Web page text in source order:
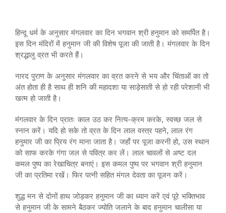
हिन्दू धर्म के अनुसार मंगलवार का दिन भगवान श्री हनुमान को समर्पित है।
इस दिन मंदिरों में हनुमान जी की विशेष पूजा की जाती है। मंगलवार के दिन
श्रद्धालु व्रत भी करते हैं।
नारद पुराण के अनुसार मंगलवार का व्रत करने से भय और चिंताओं का तो
अंत होता ही है साथ ही शनि की महादशा या साड़ेसाती से हो रही परेशानी भी
खत्म हो जाती है।
मंगलवार के दिन प्रातः काल उठ कर नित्य-क्रम करके, स्वच्छ जल से
स्नान करें। यदि हो सके तो व्रत के दिन लाल वस्त्र पहने, लाल रंग
हनुमार जी का प्रिय रंग माना जाता है। जहाँ पर पूजा करनी हो, उस स्थान
को साफ करके गंगा जल से पवित्र कर लें। लाल चावलों से अष्ट दल
कमल पुष्प का रेखाचित्र बनाएं। इस कमल पुष्प पर भगवान श्री हनुमान
जी का प्रतिमा रखें। फिर पत्नी सहित मंगल देवता का पूजन करें।
शुद्ध मन से दोनों हाथ जोड़कर हनुमान जी का ध्यान करें एवं पूरे भक्तिभाव
से हनुमान जी के सामने बैठकर ज्योति जलाने के बाद हनुमान चालीसा या